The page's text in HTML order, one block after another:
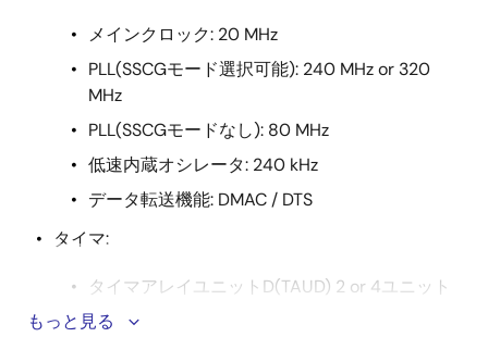
メインクロック: 20 MHz
PLL(SSCGモード選択可能): 240 MHz or 320
MHz
PLL(SSCGモードなし): 80 MHz
低速内蔵オシレータ: 240 kHz
データ転送機能: DMAC / DTS
タイマ:
タイマアレイユニットD(TAUD) 2 or 4ユニット
タイマアレイユニットJ(TAUJ) 1 or 2ユニット
もっと見る